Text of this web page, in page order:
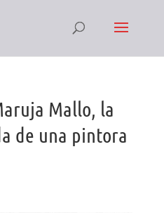
Mallo, la
de una pintora